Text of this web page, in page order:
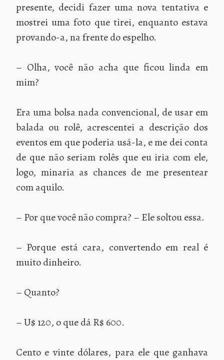
presente, decidi fazer uma nova tentativa e
mostrei uma foto que tirei, enquanto estava
provando-a, na frente do espelho.
– Olha, você não acha que ficou linda em
mim?
Era uma bolsa nada convencional, de usar em
balada ou rolê, acrescentei a descrição dos
eventos em que poderia usá-la, e me dei conta
de que não seriam rolês que eu iria com ele,
logo, minaria as chances de me presentear
com aquilo.
– Por que você não compra? – Ele soltou essa.
– Porque está cara, convertendo em real é
muito dinheiro.
– Quanto?
– U$ 120, o que dá R$ 600.
Cento e vinte dólares, para ele que ganhava